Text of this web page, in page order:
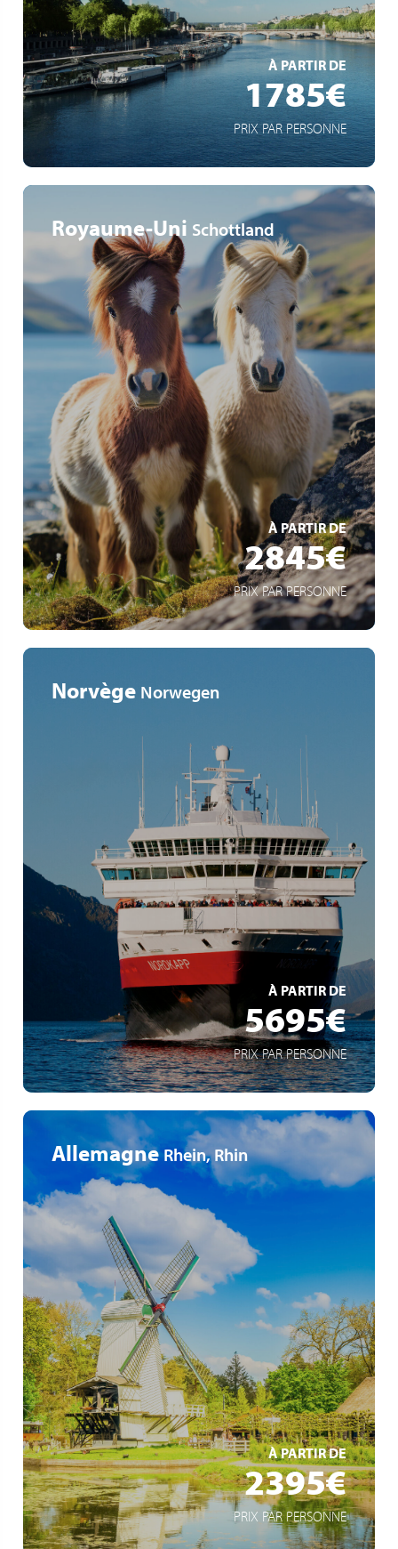
À PARTIR DE
1785€
PRIX PAR PERSONNE
Schiff mit Schaufelradantrieb
EN SAVOIR +
Royaume-Uni Schottland
À PARTIR DE
2845€
PRIX PAR PERSONNE
Naturwunder Islands
Sommer im Hohen Norden
Shetland-Insels
EN SAVOIR +
Norvège Norwegen
À PARTIR DE
5695€
PRIX PAR PERSONNE
klassische Postschiffroute
Mythos Hurtigruten
Fjordlandschaft Norwegens mit 34 Häfen
EN SAVOIR +
Allemagne Rhein, Rhin
À PARTIR DE
2395€
PRIX PAR PERSONNE
Viva All-Inclusive
Amsterdam über Nacht
Moderne Architekturmetropole Rotterdam
EN SAVOIR +